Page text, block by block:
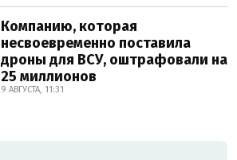
Компанию, которая
несвоевременно поставила
дроны для ВСУ, оштрафовали на
25 миллионов
9 АВГУСТА, 11:31